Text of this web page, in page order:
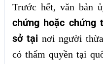
Trước hết, văn bản
chứng hoặc chứng
sở tại nơi người
có thẩm quyền tại